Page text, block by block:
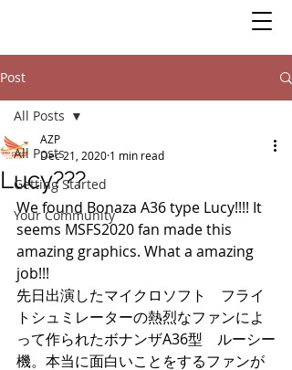
Post
All Posts
Getting Started
Your Community
All Posts
Lucy???
AZP
Dec 21, 2020 1 min read
We found Bonaza A36 type Lucy!!!! It
seems MSFS2020 fan made this
amazing graphics. What a amazing
job!!!
先日出演したマイクロソフト　フライ
トシュミレーターの熱烈なファンによ
って作られたボナンザA36型　ルーシー
機。本当に面白いことをするファンが